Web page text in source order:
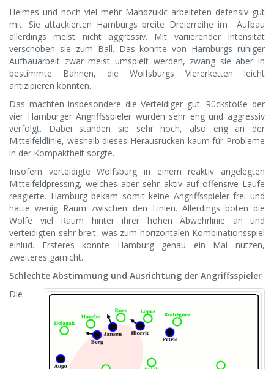
Helmes und noch viel mehr Mandzukic arbeiteten defensiv gut
mit. Sie attackierten Hamburgs breite Dreierreihe im Aufbau
allerdings meist nicht aggressiv. Mit variierender Intensität
verschoben sie zum Ball. Das konnte von Hamburgs ruhiger
Aufbauarbeit zwar meist umspielt werden, zwang sie aber in
bestimmte Bahnen, die Wolfsburgs Viererketten leicht
antizipieren konnten.
Das machten insbesondere die Verteidiger gut. Rückstöße der
vier Hamburger Angriffsspieler wurden sehr eng und aggressiv
verfolgt. Dabei standen sie sehr hoch, also eng an der
Mittelfeldlinie, weshalb dieses Herausrücken kaum für Probleme
in der Kompaktheit sorgte.
Insofern verteidigte Wolfsburg in einem reaktiv angelegten
Mittelfeldpressing, welches aber sehr aktiv auf offensive Läufe
reagierte. Hamburg bekam somit keine Angriffsspieler frei und
hatte wenig Raum zwischen den Linien. Allerdings boten die
Wölfe viel Raum hinter ihrer hohen Abwehrlinie an und
verteidigten sehr breit, was zum horizontalen Kombinationsspiel
einlud. Ersteres konnte Hamburg genau ein Mal nutzen,
zweiteres garnicht.
Schlechte Abstimmung und Ausrichtung der Angriffsspieler
Die